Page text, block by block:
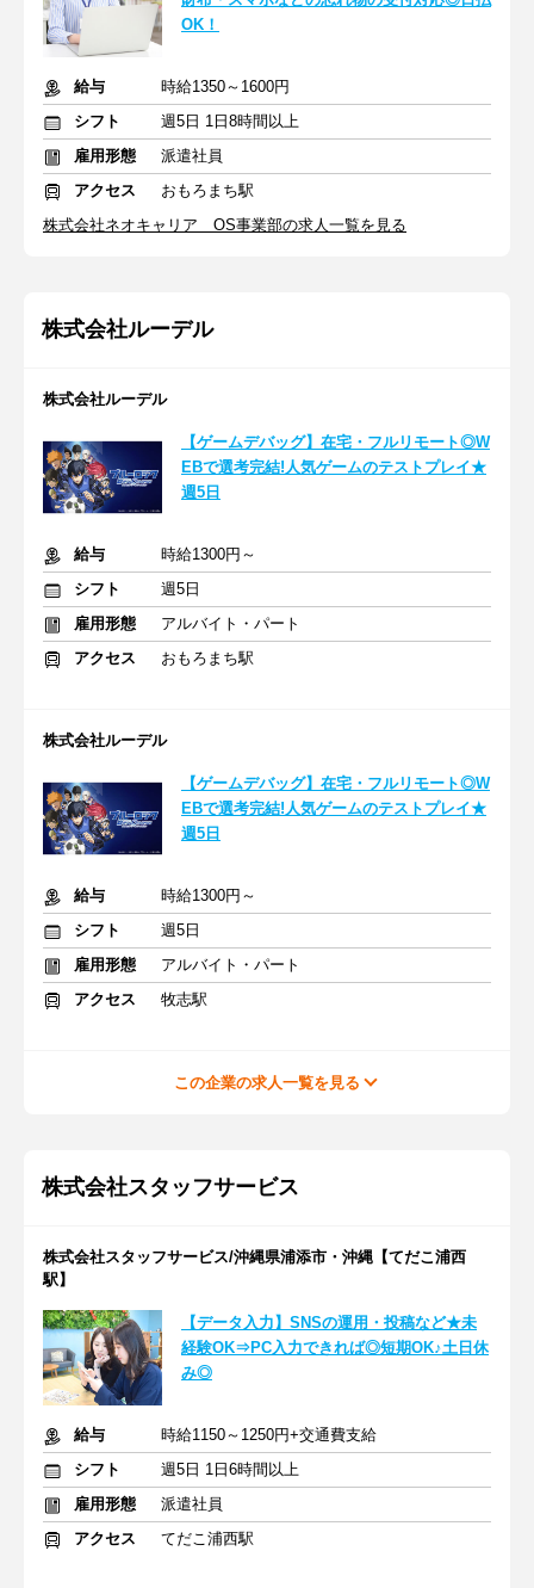
OK！
給与
時給1350～1600円
シフト
週5日 1日8時間以上
雇用形態
派遣社員
アクセス
おもろまち駅
株式会社ネオキャリア OS事業部の求人一覧を見る
株式会社ルーデル
株式会社ルーデル
【ゲームデバッグ】在宅・フルリモート◎W
EBで選考完結!人気ゲームのテストプレイ★
週5日
給与
時給1300円～
シフト
週5日
雇用形態
アルバイト・パート
アクセス
おもろまち駅
株式会社ルーデル
【ゲームデバッグ】在宅・フルリモート◎W
EBで選考完結!人気ゲームのテストプレイ★
週5日
給与
時給1300円～
シフト
週5日
雇用形態
アルバイト・パート
アクセス
牧志駅
この企業の求人一覧を見る
株式会社スタッフサービス
株式会社スタッフサービス/沖縄県浦添市・沖縄【てだこ浦西
駅】
【データ入力】SNSの運用・投稿など★未
経験OK⇒PC入力できれば◎短期OK♪土日休
み◎
給与
時給1150～1250円+交通費支給
シフト
週5日 1日6時間以上
雇用形態
派遣社員
アクセス
てだこ浦西駅